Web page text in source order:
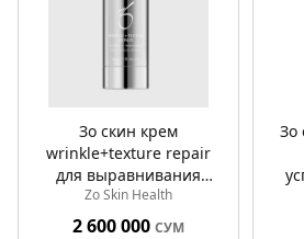
Зо скин крем
wrinkle+texture repair
для выравнивания
микрорельефа кожи
30мл
Zo Skin Health
2 600 000 СУМ
Зо